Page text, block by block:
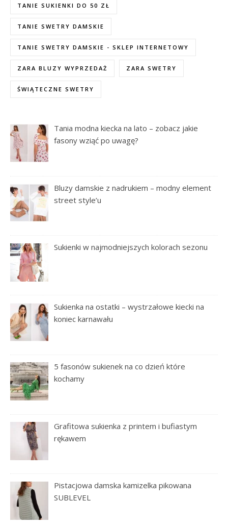
TANIE SUKIENKI DO 50 ZŁ
TANIE SWETRY DAMSKIE
TANIE SWETRY DAMSKIE - SKLEP INTERNETOWY
ZARA BLUZY WYPRZEDAŻ ZARA SWETRY
ŚWIĄTECZNE SWETRY
Tania modna kiecka na lato – zobacz jakie
fasony wziąć po uwagę?
Bluzy damskie z nadrukiem – modny element
street style’u
Sukienki w najmodniejszych kolorach sezonu
Sukienka na ostatki – wystrzałowe kiecki na
koniec karnawału
5 fasonów sukienek na co dzień które
kochamy
Grafitowa sukienka z printem i bufiastym
rękawem
Pistacjowa damska kamizelka pikowana
SUBLEVEL